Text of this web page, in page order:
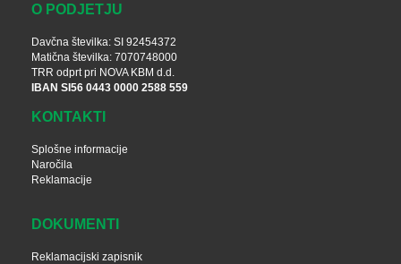
O PODJETJU
Davčna številka: SI 92454372
Matična številka: 7070748000
TRR odprt pri NOVA KBM d.d.
IBAN SI56 0443 0000 2588 559
KONTAKTI
Splošne informacije
Naročila
Reklamacije
DOKUMENTI
Reklamacijski zapisnik